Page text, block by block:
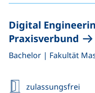
Digital
Praxisverbund
Bachelor, | Fakultät
zulassungsfrei